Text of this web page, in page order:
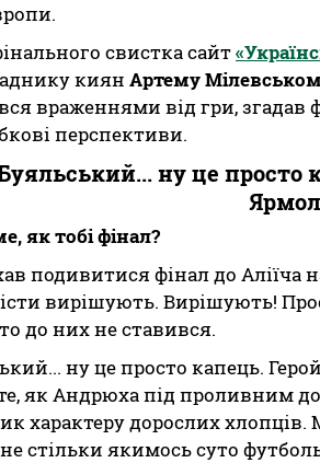
свистка сайт
киян Артему
враженнями від гри, згадав
перспективи.
ну це просто
як тобі фінал?
подивитися фінал до Аліїча
вирішують. Вирішують!
до них не ставився.
ну це просто капець.
як Андрюха під проливним
характеру дорослих
стільки якимось суто